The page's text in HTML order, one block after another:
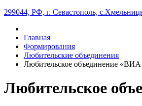
299044, РФ, г. Севастополь,
Главная
Формирования
Любительские объединения
Любительское объединение
Любительское